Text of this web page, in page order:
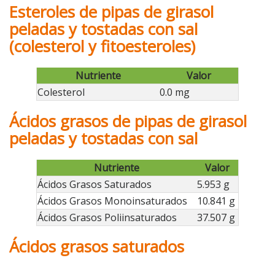
Esteroles de pipas de girasol
peladas y tostadas con sal
(colesterol y fitoesteroles)
Nutriente
Valor
Colesterol
0.0 mg
Ácidos grasos de pipas de girasol
peladas y tostadas con sal
Nutriente
Valor
Ácidos Grasos Saturados
5.953 g
Ácidos Grasos Monoinsaturados
10.841 g
Ácidos Grasos Poliinsaturados
37.507 g
Ácidos grasos saturados